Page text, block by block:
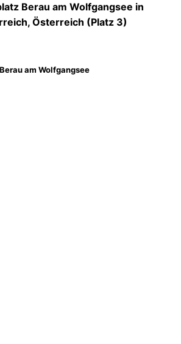
Berau am Wolfgangsee in
Österreich (Platz 3)
am Wolfgangsee